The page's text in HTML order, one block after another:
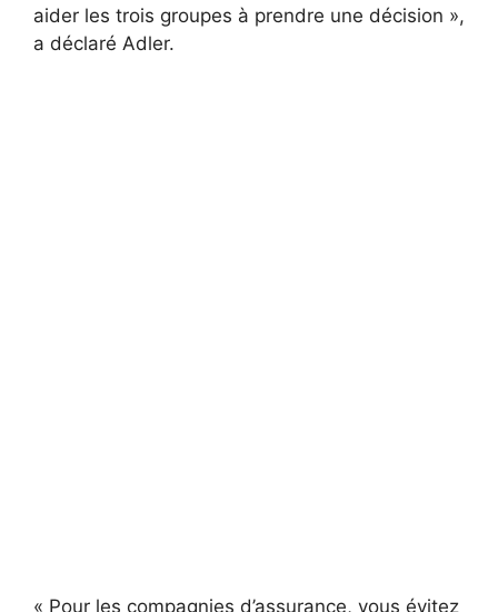
aider les trois groupes à prendre une décision »,
a déclaré Adler.
« Pour les compagnies d’assurance, vous évitez